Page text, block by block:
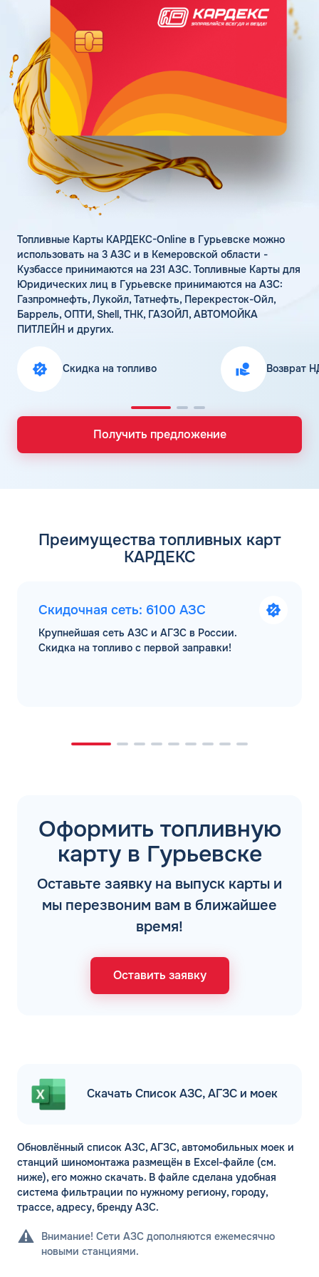
Статьи
Цена бензина и ДТ
Личный кабинет
Карта АЗС
Получить консультацию
Топливные Карты КАРДЕКС-Online в Гурьевске можно
использовать на 3 АЗС и в Кемеровской области -
Кузбассе принимаются на 231 АЗС. Топливные Карты для
Юридических лиц в Гурьевске принимаются на АЗС:
Газпромнефть, Лукойл, Татнефть, Перекресток-Ойл,
Баррель, ОПТИ, Shell, ТНК, ГАЗОЙЛ, АВТОМОЙКА
ПИТЛЕЙН и других.
Скидка на топливо Возврат
Получить предложение
Преимущества топливных карт
КАРДЕКС
Скидочная сеть: 6100 АЗС
Крупнейшая сеть АЗС и АГЗС в России.
Скидка на топливо с первой заправки!
Оформить топливную
карту в Гурьевске
Оставьте заявку на выпуск карты и
мы перезвоним вам в ближайшее
время!
Оставить заявку
Скачать Список АЗС, АГЗС и моек
Обновлённый список АЗС, АГЗС, автомобильных моек и
станций шиномонтажа размещён в Excel-файле (см.
ниже), его можно скачать. В файле сделана удобная
система фильтрации по нужному региону, городу,
трассе, адресу, бренду АЗС.
Внимание! Сети АЗС дополняются ежемесячно
новыми станциями.